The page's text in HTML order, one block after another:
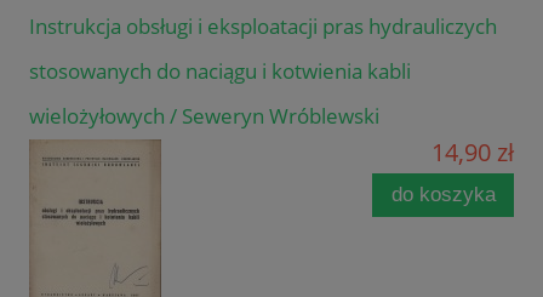
Instrukcja obsługi i eksploatacji pras hydrauliczych
stosowanych do naciągu i kotwienia kabli
wielożyłowych / Seweryn Wróblewski
14,90 zł
do koszyka